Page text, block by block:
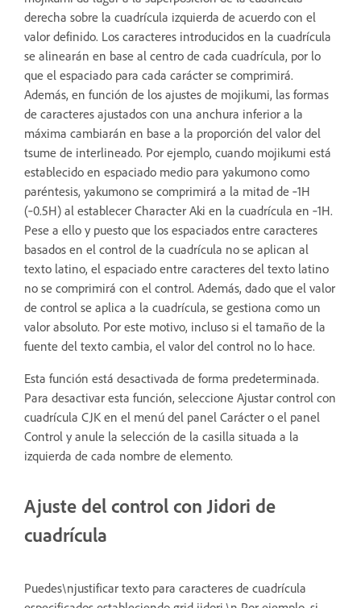
derecha sobre la cuadrícula izquierda de acuerdo con el
valor definido. Los caracteres introducidos en la cuadrícula
se alinearán en base al centro de cada cuadrícula, por lo
que el espaciado para cada carácter se comprimirá.
Además, en función de los ajustes de mojikumi, las formas
de caracteres ajustados con una anchura inferior a la
máxima cambiarán en base a la proporción del valor del
tsume de interlineado. Por ejemplo, cuando mojikumi está
establecido en espaciado medio para yakumono como
paréntesis, yakumono se comprimirá a la mitad de ‑1H
(‑0.5H) al establecer Character Aki en la cuadrícula en ‑1H.
Pese a ello y puesto que los espaciados entre caracteres
basados en el control de la cuadrícula no se aplican al
texto latino, el espaciado entre caracteres del texto latino
no se comprimirá con el control. Además, dado que el valor
de control se aplica a la cuadrícula, se gestiona como un
valor absoluto. Por este motivo, incluso si el tamaño de la
fuente del texto cambia, el valor del control no lo hace.
Esta función está desactivada de forma predeterminada.
Para desactivar esta función, seleccione Ajustar control con
cuadrícula CJK en el menú del panel Carácter o el panel
Control y anule la selección de la casilla situada a la
izquierda de cada nombre de elemento.
Ajuste del control con Jidori de
cuadrícula
Puedes\njustificar texto para caracteres de cuadrícula